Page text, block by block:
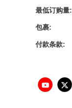
最低订购量:
包裹:
付款条款: